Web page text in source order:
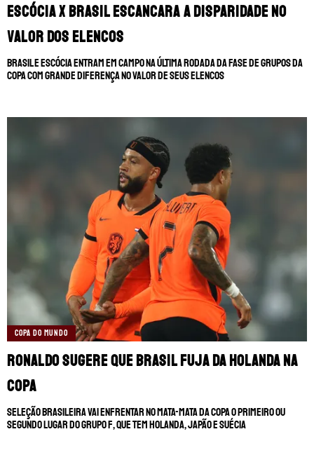
Escócia x Brasil escancara a disparidade no
valor dos elencos
Brasil e Escócia entram em campo na última rodada da fase de grupos da
Copa com grande diferença no valor de seus elencos
COPA DO MUNDO
Ronaldo sugere que Brasil fuja da Holanda na
Copa
Seleção Brasileira vai enfrentar no mata-mata da Copa o primeiro ou
segundo lugar do Grupo F, que tem Holanda, Japão e Suécia